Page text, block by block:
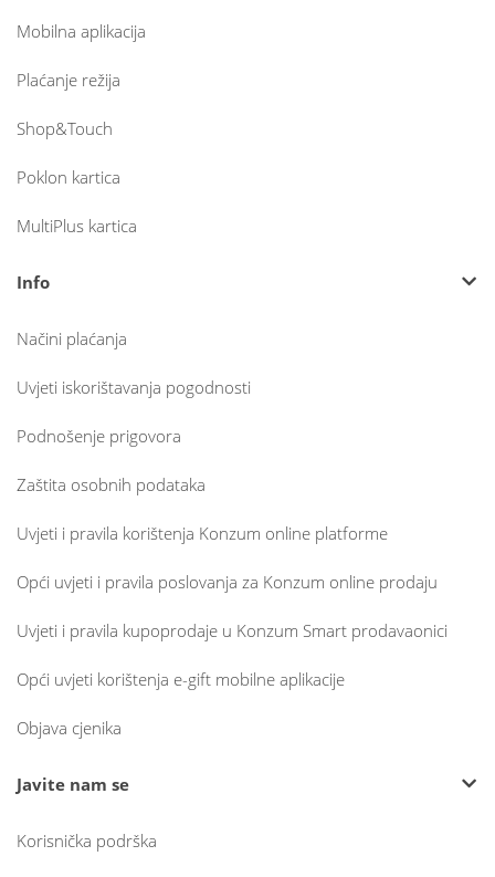
Mobilna aplikacija
Plaćanje režija
Shop&Touch
Poklon kartica
MultiPlus kartica
Info
Načini plaćanja
Uvjeti iskorištavanja pogodnosti
Podnošenje prigovora
Zaštita osobnih podataka
Uvjeti i pravila korištenja Konzum online platforme
Opći uvjeti i pravila poslovanja za Konzum online prodaju
Uvjeti i pravila kupoprodaje u Konzum Smart prodavaonici
Opći uvjeti korištenja e-gift mobilne aplikacije
Objava cjenika
Javite nam se
Korisnička podrška